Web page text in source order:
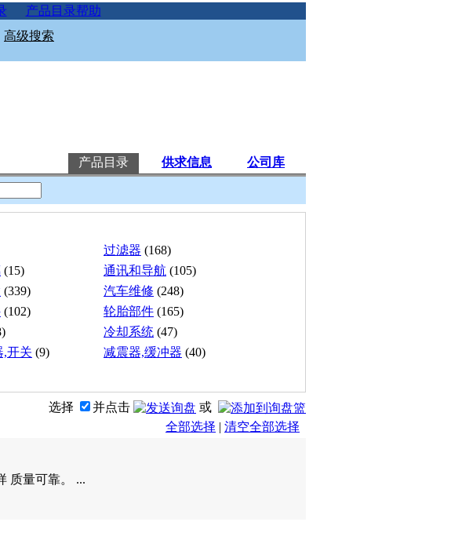
产品目录帮助
高级搜索
产品目录 供求信息 公司库
过滤器 (168)
(15) 通讯和导航 (105)
(339) 汽车维修 (248)
(102) 轮胎部件 (165)
冷却系统 (47)
,开关 (9) 减震器,缓冲器 (40)
选择 并点击
或
全部选择 | 清空全部选择
质量可靠。 ...